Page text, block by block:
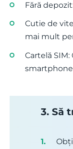
Fără
Cutie de
mai mult
Cartelă
3. Să